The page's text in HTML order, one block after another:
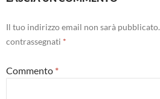
Il tuo indirizzo email non sarà pubblicato.
contrassegnati *
Commento *